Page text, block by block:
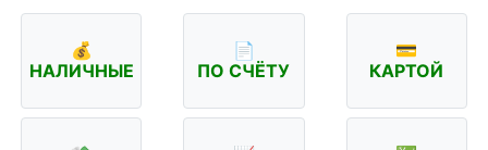
💰
НАЛИЧНЫЕ
📄
ПО СЧЁТУ
💳
КАРТОЙ